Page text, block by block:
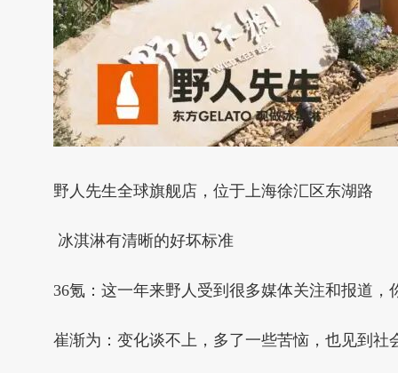
野人先生全球旗舰店，位于上海徐汇区东湖路
冰淇淋有清晰的好坏标准
36氪：这一年来野人受到很多媒体关注和报道，
崔渐为：变化谈不上，多了一些苦恼，也见到社